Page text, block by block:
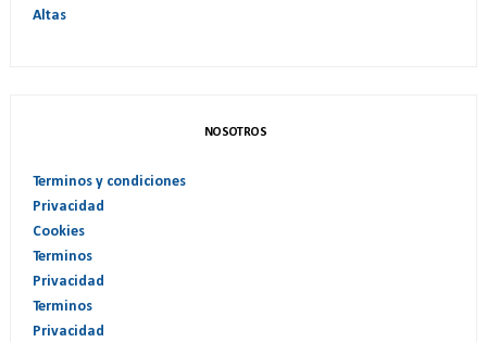
Altas
NOSOTROS
Terminos y condiciones
Privacidad
Cookies
Terminos
Privacidad
Terminos
Privacidad